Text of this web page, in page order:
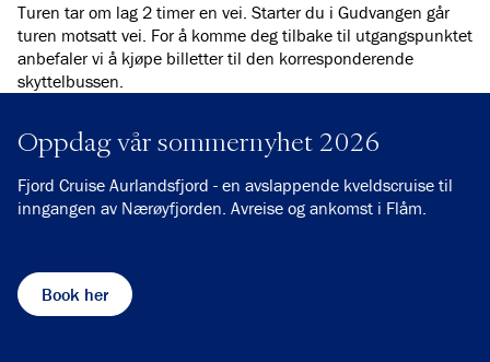
Turen tar om lag 2 timer en vei. Starter du i Gudvangen går
turen motsatt vei. For å komme deg tilbake til utgangspunktet
anbefaler vi å kjøpe billetter til den korresponderende
skyttelbussen.
Oppdag vår sommernyhet 2026
Fjord Cruise Aurlandsfjord - en avslappende kveldscruise til
inngangen av Nærøyfjorden. Avreise og ankomst i Flåm.
Book her